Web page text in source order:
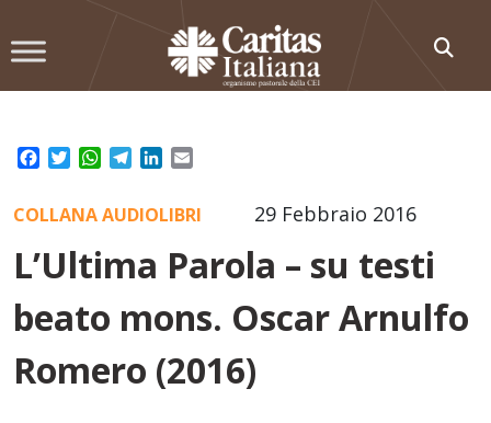
to
Facebook
TwitterWhatsApp
TelegramLinkedIn
29 Febbraio 2016
COLLANA AUDIOLIBRI
L’Ultima Parola – su testi
beato mons. Oscar Arnulfo
Romero (2016)